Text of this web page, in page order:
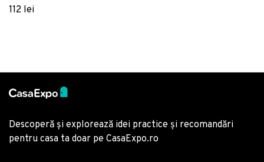
Ranforce
112 lei
Descoperă și explorează idei practice și recomandări
pentru casa ta doar pe CasaExpo.ro